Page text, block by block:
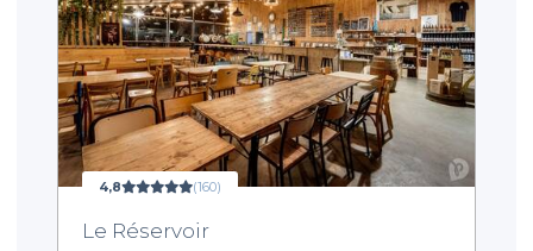
4,8 (160)
Le Réservoir